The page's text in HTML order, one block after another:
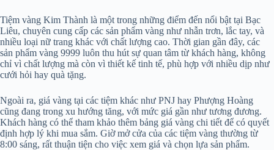
Tiệm vàng Kim Thành là một trong những điểm đến nổi bật tại Bạc
Liêu, chuyên cung cấp các sản phẩm vàng như nhẫn trơn, lắc tay, và
nhiều loại nữ trang khác với chất lượng cao. Thời gian gần đây, các
sản phẩm vàng 9999 luôn thu hút sự quan tâm từ khách hàng, không
chỉ vì chất lượng mà còn vì thiết kế tinh tế, phù hợp với nhiều dịp như
cưới hỏi hay quà tặng.
Ngoài ra, giá vàng tại các tiệm khác như PNJ hay Phượng Hoàng
cũng đang trong xu hướng tăng, với mức giá gần như tương đương.
Khách hàng có thể tham khảo thêm bảng giá vàng chi tiết để có quyết
định hợp lý khi mua sắm. Giờ mở cửa của các tiệm vàng thường từ
8:00 sáng, rất thuận tiện cho việc xem giá và chọn lựa sản phẩm.